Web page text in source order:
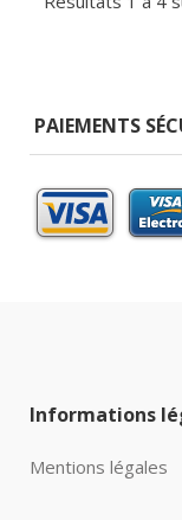
PAIEMENTS
Informations
Mentions légales